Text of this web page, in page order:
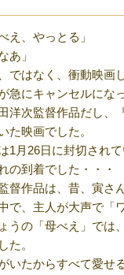
え、やっとる」
あ」
ではなく、衝動映画
急にキャンセルにな
洋次監督作品だし、
た映画でした。
1月26日に封切され
の到着でした・・・
督作品は、昔、寅さ
で、主人が大声で「
うの「母べえ」では
た。
いたからすべて愛せる